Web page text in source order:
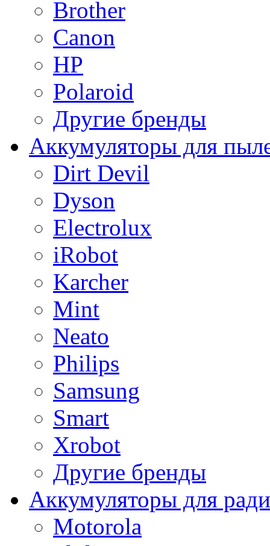
Brother
Canon
HP
Polaroid
Другие бренды
Аккумуляторы для
Dirt Devil
Dyson
Electrolux
iRobot
Karcher
Mint
Neato
Philips
Samsung
Smart
Xrobot
Другие бренды
Аккумуляторы для
Motorola